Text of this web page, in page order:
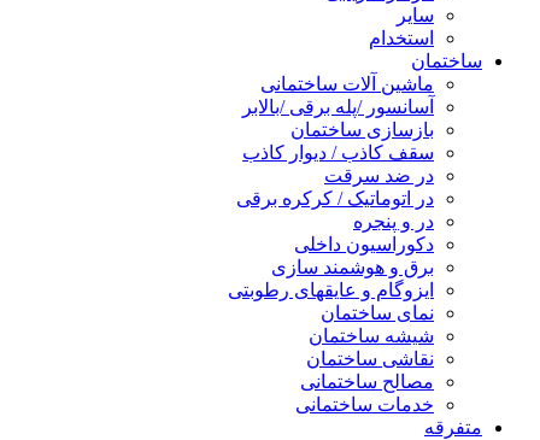
سایر
استخدام
ساختمان
ماشین آلات ساختمانی
آسانسور /پله برقی /بالابر
بازسازی ساختمان
سقف کاذب / دیوار کاذب
در ضد سرقت
در اتوماتیک / کرکره برقی
در و پنجره
دکوراسیون داخلی
برق و هوشمند سازی
ایزوگام و عایقهای رطوبتی
نمای ساختمان
شیشه ساختمان
نقاشی ساختمان
مصالح ساختمانی
خدمات ساختمانی
متفرقه